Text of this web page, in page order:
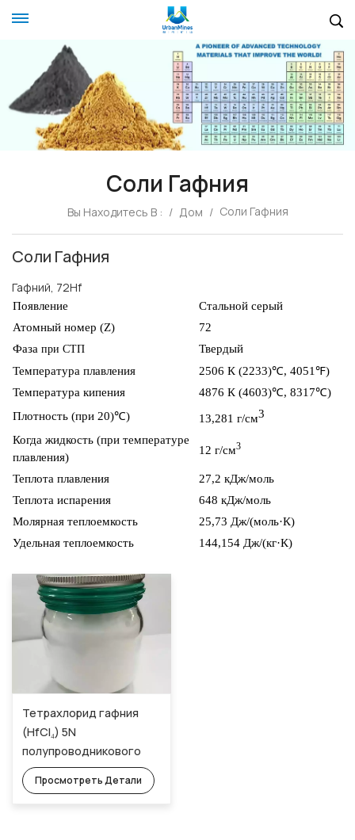
Соли Гафния
Вы Находитесь В : / Дом / Соли Гафния
Соли Гафния
Гафний, 72Hf
Появление
Стальной серый
Атомный номер (Z)
72
Фаза при СТП
Твердый
Температура плавления
2506 К (2233)℃, ​4051℉)
Температура кипения
4876 К (4603)℃, ​8317℃)
Плотность (при 20)℃) 13,281 г/см3
Когда жидкость (при температуре
плавления)
12 г/см3
Теплота плавления
27,2 кДж/моль
Теплота испарения
648 кДж/моль
Молярная теплоемкость
25,73 Дж/(моль·К)
Удельная теплоемкость
144,154 Дж/(кг·К)
Тетрахлорид гафния
(HfCl₄) 5N
полупроводникового
качества
Просмотреть Детали